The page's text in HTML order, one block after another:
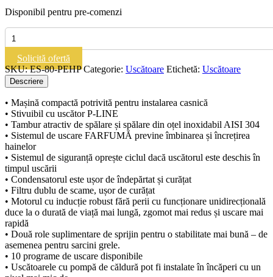
Disponibil pentru pre-comenzi
Cantitate
ES
PEHP
|
Uscator
de
rufe
profesional
Solicită ofertă
SKU:ES-80-PEHP Categorie: Uscătoare Etichetă: Uscătoare
Descriere
• Mașină compactă potrivită pentru instalarea casnică
• Stivuibil cu uscător P-LINE
• Tambur atractiv de spălare și spălare din oțel inoxidabil AISI 304
• Sistemul de uscare FARFUMĂ previne îmbinarea și încrețirea
hainelor
• Sistemul de siguranță oprește ciclul dacă uscătorul este deschis în
timpul uscării
• Condensatorul este ușor de îndepărtat și curățat
• Filtru dublu de scame, ușor de curățat
• Motorul cu inducție robust fără perii cu funcționare unidirecțională
duce la o durată de viață mai lungă, zgomot mai redus și uscare mai
rapidă
• Două role suplimentare de sprijin pentru o stabilitate mai bună – de
asemenea pentru sarcini grele.
• 10 programe de uscare disponibile
• Uscătoarele cu pompă de căldură pot fi instalate în încăperi cu un